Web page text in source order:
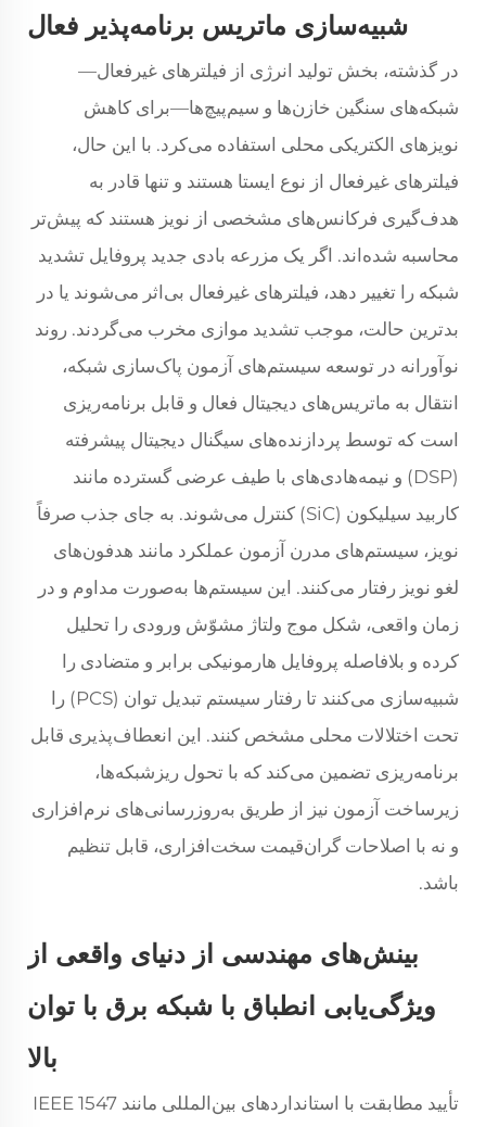
شبیه‌سازی ماتریس برنامه‌پذیر فعال
در گذشته، بخش تولید انرژی از فیلترهای غیرفعال—
شبکه‌های سنگین خازن‌ها و سیم‌پیچ‌ها—برای کاهش
نویزهای الکتریکی محلی استفاده می‌کرد. با این حال،
فیلترهای غیرفعال از نوع ایستا هستند و تنها قادر به
هدف‌گیری فرکانس‌های مشخصی از نویز هستند که پیش‌تر
محاسبه شده‌اند. اگر یک مزرعه بادی جدید پروفایل تشدید
شبکه را تغییر دهد، فیلترهای غیرفعال بی‌اثر می‌شوند یا در
بدترین حالت، موجب تشدید موازی مخرب می‌گردند. روند
نوآورانه در توسعه سیستم‌های آزمون پاک‌سازی شبکه،
انتقال به ماتریس‌های دیجیتال فعال و قابل برنامه‌ریزی
است که توسط پردازنده‌های سیگنال دیجیتال پیشرفته
(DSP) و نیمه‌هادی‌های با طیف عرضی گسترده مانند
کاربید سیلیکون (SiC) کنترل می‌شوند. به جای جذب صرفاً
نویز، سیستم‌های مدرن آزمون عملکرد مانند هدفون‌های
لغو نویز رفتار می‌کنند. این سیستم‌ها به‌صورت مداوم و در
زمان واقعی، شکل موج ولتاژ مشوّش ورودی را تحلیل
کرده و بلافاصله پروفایل هارمونیکی برابر و متضادی را
شبیه‌سازی می‌کنند تا رفتار سیستم تبدیل توان (PCS) را
تحت اختلالات محلی مشخص کنند. این انعطاف‌پذیری قابل
برنامه‌ریزی تضمین می‌کند که با تحول ریزشبکه‌ها،
زیرساخت آزمون نیز از طریق به‌روزرسانی‌های نرم‌افزاری
و نه با اصلاحات گران‌قیمت سخت‌افزاری، قابل تنظیم
باشد.
بینش‌های مهندسی از دنیای واقعی از
ویژگی‌یابی انطباق با شبکه برق با توان
بالا
تأیید مطابقت با استانداردهای بین‌المللی مانند IEEE 1547